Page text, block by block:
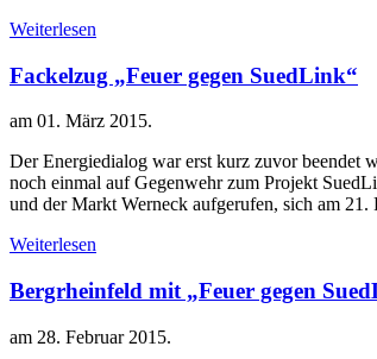
Weiterlesen
Fackelzug „Feuer gegen SuedLink“
am 01. März 2015.
Der Energiedialog war erst kurz zuvor beendet
noch einmal auf Gegenwehr zum Projekt
und der Markt Werneck aufgerufen, sich am
Weiterlesen
Bergrheinfeld mit „Feuer gegen
am 28. Februar 2015.